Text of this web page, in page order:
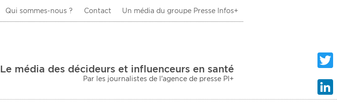
Qui sommes-nous ? Contact Un média du groupe Presse Infos+
Le média des décideurs et influenceurs en santé
Par les journalistes de l'agence de presse PI+